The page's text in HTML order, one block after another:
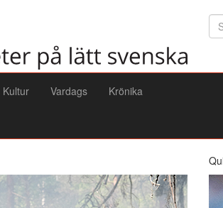
Kultur Vardags Krönika